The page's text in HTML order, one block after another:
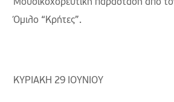
Μουσικοχορευτική παράσταση από
Όμιλο “Κρήτες”.
ΚΥΡΙΑΚΗ 29 ΙΟΥΝΙΟΥ